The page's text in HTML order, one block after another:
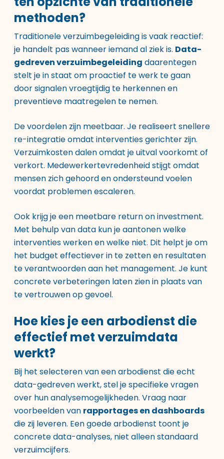
methoden?
Traditionele verzuimbegeleiding is vaak reactief:
je handelt pas wanneer iemand al ziek is. Data-
gedreven verzuimbegeleiding daarentegen
stelt je in staat om proactief te werk te gaan
door signalen vroegtijdig te herkennen en
preventieve maatregelen te nemen.
De voordelen zijn meetbaar. Je realiseert snellere
re-integratie omdat interventies gerichter zijn.
Verzuimkosten dalen omdat je uitval voorkomt of
verkort. Medewerkertevredenheid stijgt omdat
mensen zich gehoord en ondersteund voelen
voordat problemen escaleren.
Ook krijg je een meetbare return on investment.
Met behulp van data kun je aantonen welke
interventies werken en welke niet. Dit helpt je om
het budget effectiever in te zetten en resultaten
te verantwoorden aan het management. Je kunt
concrete verbeteringen laten zien in plaats van
te vertrouwen op gevoel.
Hoe kies je een arbodienst die
effectief met verzuimdata
werkt?
Bij het selecteren van een arbodienst die echt
data-gedreven werkt, stel je specifieke vragen
over hun analysemogelijkheden. Vraag naar
voorbeelden van rapportages en dashboards
die zij leveren. Een goede arbodienst toont je
concrete data-analyses, niet alleen standaard
verzuimcijfers.